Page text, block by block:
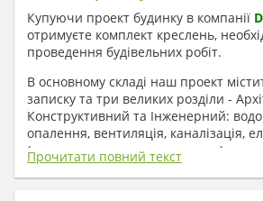
Купуючи проект будинку в компанії
отримуєте комплект креслень,
проведення будівельних робіт.
В основному складі наш проект
записку та три великих розділи -
Конструктивний та Інженерний:
опалення, вентиляція, каналізація,
( купується за додаткову плату ).
1. До складу Архітектурного
Прочитати повний текст